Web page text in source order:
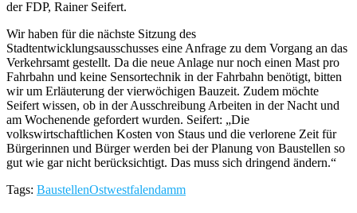
der FDP, Rainer Seifert.
Wir haben für die nächste Sitzung des
Stadtentwicklungsausschusses eine Anfrage zu dem Vorgang an das
Verkehrsamt gestellt. Da die neue Anlage nur noch einen Mast pro
Fahrbahn und keine Sensortechnik in der Fahrbahn benötigt, bitten
wir um Erläuterung der vierwöchigen Bauzeit. Zudem möchte
Seifert wissen, ob in der Ausschreibung Arbeiten in der Nacht und
am Wochenende gefordert wurden. Seifert: „Die
volkswirtschaftlichen Kosten von Staus und die verlorene Zeit für
Bürgerinnen und Bürger werden bei der Planung von Baustellen so
gut wie gar nicht berücksichtigt. Das muss sich dringend ändern.“
Tags: BaustellenOstwestfalendamm